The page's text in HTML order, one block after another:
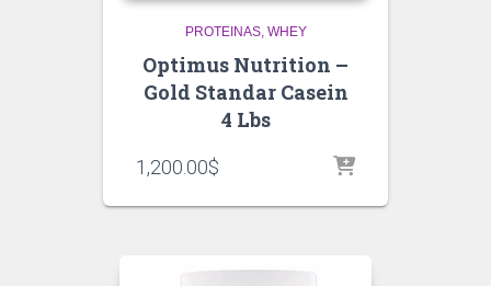
PROTEINAS WHEY
Optimus Nutrition –
Gold Standar Casein
4 Lbs
1,200.00$